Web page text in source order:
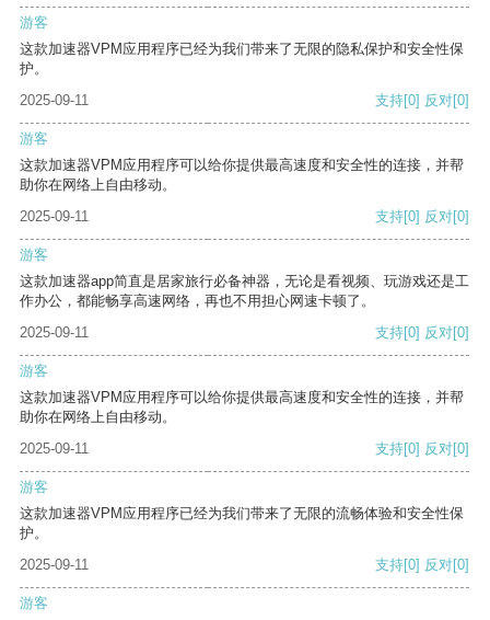
游客
这款加速器VPM应用程序已经为我们带来了无限的隐私保护和安全性保
护。
2025-09-11
支持[0] 反对[0]
游客
这款加速器VPM应用程序可以给你提供最高速度和安全性的连接，并帮
助你在网络上自由移动。
2025-09-11
支持[0] 反对[0]
游客
这款加速器app简直是居家旅行必备神器，无论是看视频、玩游戏还是工
作办公，都能畅享高速网络，再也不用担心网速卡顿了。
2025-09-11
支持[0] 反对[0]
游客
这款加速器VPM应用程序可以给你提供最高速度和安全性的连接，并帮
助你在网络上自由移动。
2025-09-11
支持[0] 反对[0]
游客
这款加速器VPM应用程序已经为我们带来了无限的流畅体验和安全性保
护。
2025-09-11
支持[0] 反对[0]
游客